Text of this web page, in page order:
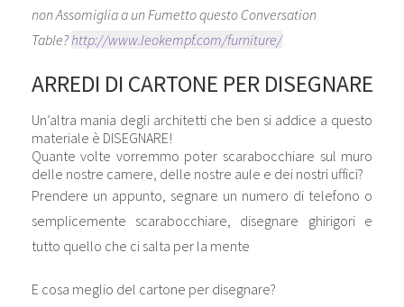
non Assomiglia a un Fumetto questo Conversation
Table?http://www.leokempf.com/furniture/
ARREDI DI CARTONE PER DISEGNARE
Un’altra mania degli architetti che ben si addice a questo
materiale è DISEGNARE!
Quante volte vorremmo poter scarabocchiare sul muro
delle nostre camere, delle nostre aule e dei nostri uffici?
Prendere un appunto, segnare un numero di telefono o
semplicemente scarabocchiare, disegnare ghirigori e
tutto quello che ci salta per la mente
E cosa meglio del cartone per disegnare?